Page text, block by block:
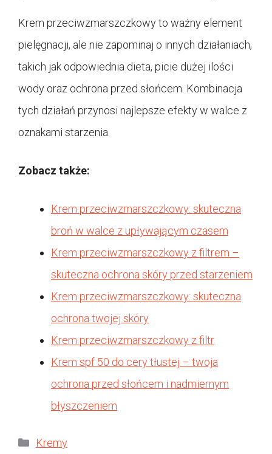
Krem przeciwzmarszczkowy to ważny element
pielęgnacji, ale nie zapominaj o innych działaniach,
takich jak odpowiednia dieta, picie dużej ilości
wody oraz ochrona przed słońcem. Kombinacja
tych działań przynosi najlepsze efekty w walce z
oznakami starzenia.
Zobacz także:
Krem przeciwzmarszczkowy: skuteczna
broń w walce z upływającym czasem
Krem przeciwzmarszczkowy z filtrem –
skuteczna ochrona skóry przed starzeniem
Krem przeciwzmarszczkowy: skuteczna
ochrona twojej skóry
Krem przeciwzmarszczkowy z filtr
Krem spf 50 do cery tłustej – twoja
ochrona przed słońcem i nadmiernym
błyszczeniem
Kategorie
Kremy